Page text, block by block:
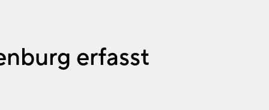
erfasst